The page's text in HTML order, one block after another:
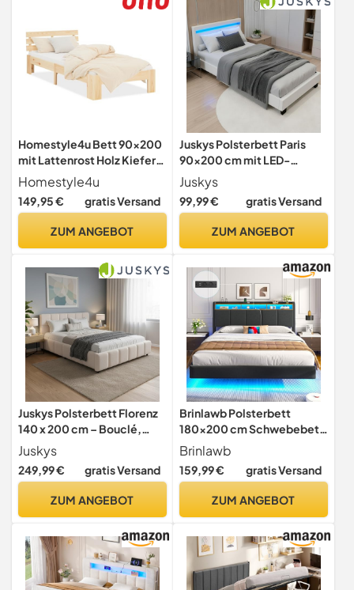
Homestyle4u Bett 90x200
mit Lattenrost Holz Kiefer
Natur Holzbett 90x200
Homestyle4u
149,95 € gratis Versand
ZUM ANGEBOT
Juskys Polsterbett Paris
90x200 cm mit LED-
Beleuchtung, Lattenrost &
Kopfteil, Bett mit Gestell
aus Holz & Kunstleder
Juskys
99,99 € gratis Versand
ZUM ANGEBOT
Juskys Polsterbett Florenz
140 x 200 cm – Bouclé,
modernes Bett mit Kopf- &
Fußteil, stabilem Holz- &
Metallrahmen, Lattenrost,
Juskys
249,99 € gratis Versand
ZUM ANGEBOT
Brinlawb Polsterbett
180x200 cm Schwebebett
mit LED-Beleuchtung,
Kopfteil und Ladestation(2
AC-Steckdosen, 2 USB-
mit Stauraum, Modern
Leinen, Grau
Brinlawb
159,99 € gratis Versand
ZUM ANGEBOT